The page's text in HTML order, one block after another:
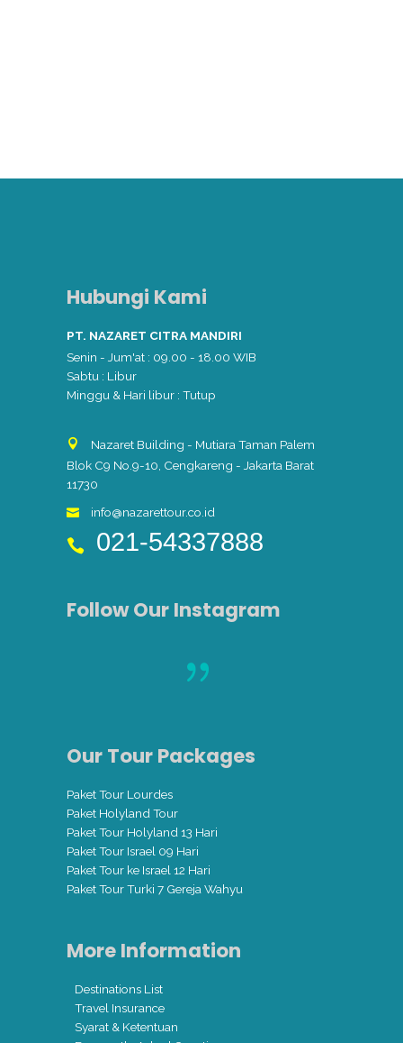
Hubungi Kami
PT. NAZARET CITRA MANDIRI
Senin - Jum'at : 09.00 - 18.00 WIB
Sabtu : Libur
Minggu & Hari libur : Tutup
Nazaret Building - Mutiara Taman Palem
Blok C9 No.9-10, Cengkareng - Jakarta Barat
11730
info@nazarettour.co.id
021-54337888
Follow Our Instagram
Our Tour Packages
Paket Tour Lourdes
Paket Holyland Tour
Paket Tour Holyland 13 Hari
Paket Tour Israel 09 Hari
Paket Tour ke Israel 12 Hari
Paket Tour Turki 7 Gereja Wahyu
More Information
Destinations List
Travel Insurance
Syarat & Ketentuan